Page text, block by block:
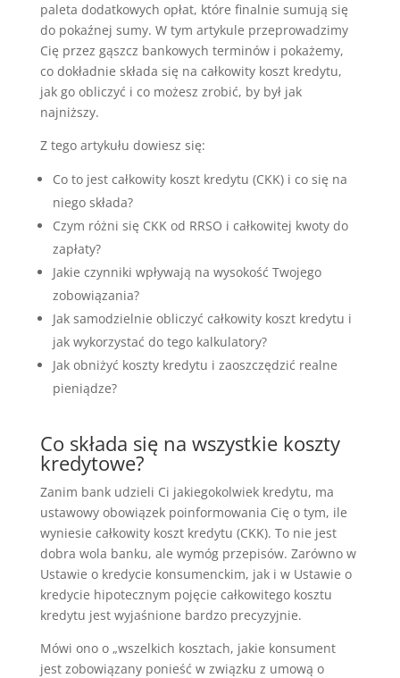
paleta dodatkowych opłat, które finalnie sumują się
do pokaźnej sumy. W tym artykule przeprowadzimy
Cię przez gąszcz bankowych terminów i pokażemy,
co dokładnie składa się na całkowity koszt kredytu,
jak go obliczyć i co możesz zrobić, by był jak
najniższy.
Z tego artykułu dowiesz się:
Co to jest całkowity koszt kredytu (CKK) i co się na
niego składa?
Czym różni się CKK od RRSO i całkowitej kwoty do
zapłaty?
Jakie czynniki wpływają na wysokość Twojego
zobowiązania?
Jak samodzielnie obliczyć całkowity koszt kredytu i
jak wykorzystać do tego kalkulatory?
Jak obniżyć koszty kredytu i zaoszczędzić realne
pieniądze?
Co składa się na wszystkie koszty
kredytowe?
Zanim bank udzieli Ci jakiegokolwiek kredytu, ma
ustawowy obowiązek poinformowania Cię o tym, ile
wyniesie całkowity koszt kredytu (CKK). To nie jest
dobra wola banku, ale wymóg przepisów. Zarówno w
Ustawie o kredycie konsumenckim, jak i w Ustawie o
kredycie hipotecznym pojęcie całkowitego kosztu
kredytu jest wyjaśnione bardzo precyzyjnie.
Mówi ono o „wszelkich kosztach, jakie konsument
jest zobowiązany ponieść w związku z umową o